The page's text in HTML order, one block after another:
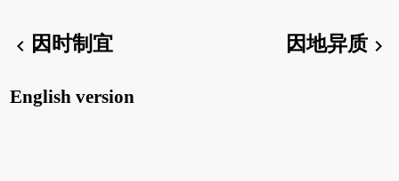
chevron_left 因时制宜 因地异质chevron_right
English version